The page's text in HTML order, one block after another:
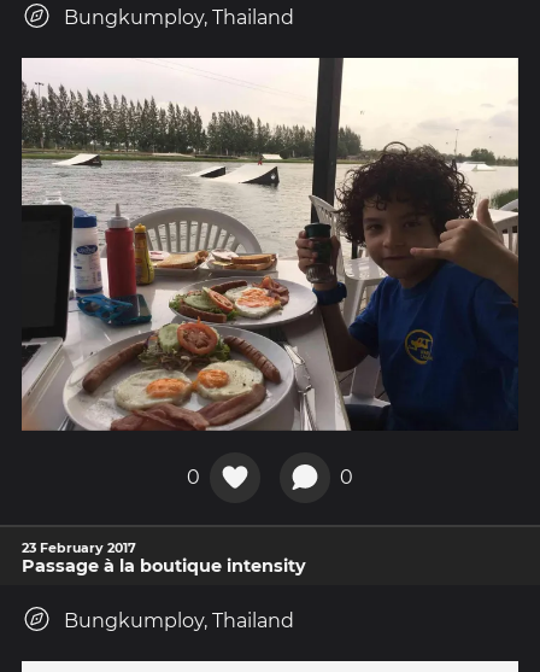
Bungkumploy, Thailand
0 0
23 February 2017
Passage à la boutique intensity
Bungkumploy, Thailand